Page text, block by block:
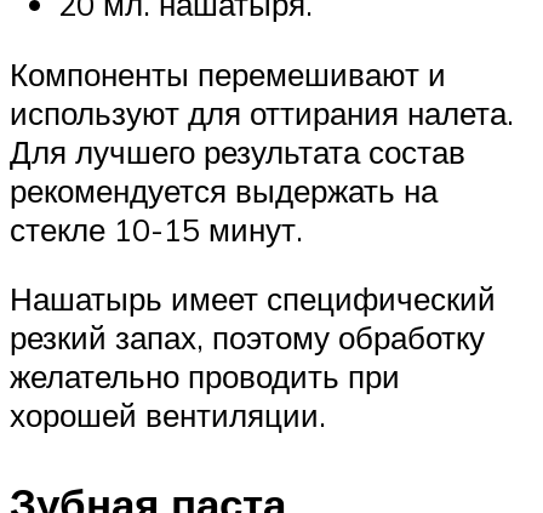
Компоненты перемешивают и
используют для оттирания налета.
Для лучшего результата состав
рекомендуется выдержать на
стекле 10-15 минут.
Нашатырь имеет специфический
резкий запах, поэтому обработку
желательно проводить при
хорошей вентиляции.